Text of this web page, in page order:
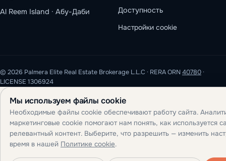
Al Reem Island · Абу-Даби
Доступность
Настройки cookie
© 2026 Palmera Elite Real Estate Brokerage L.L.C · RERA ORN40780 ·
LICENSE 1306924
Мы используем файлы cookie
Необходимые файлы cookie обеспечивают работу сайта.
маркетинговые cookie помогают нам понять, как используется
релевантный контент. Выберите, что разрешить — изменить
время в нашей Политике cookie.